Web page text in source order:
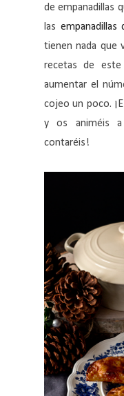
de empanadillas
las empanadillas
tienen nada que
recetas de
aumentar el
cojeo un poco.
y os animéis a
contaréis!